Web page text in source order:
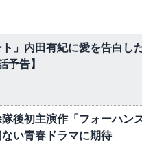
ト」内田有紀に愛を告白
予告】
隊後初主演作「フォーハ
い青春ドラマに期待